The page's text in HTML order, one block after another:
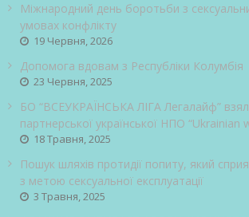
Міжнародний день боротьби з
умовах конфлікту
19 Червня, 2026
Допомога вдовам з Республіки Колумбія
23 Червня, 2025
БО “ВСЕУКРАЇНСЬКА ЛІГА Легалайф”
партнерської української НПО “Ukrainian
18 Травня, 2025
Пошук шляхів протидії попиту, який
з метою сексуальної експлуатації
3 Травня, 2025